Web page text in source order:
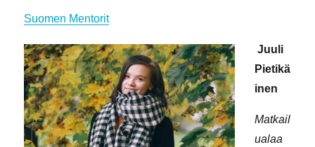
Suomen Mentorit
Juuli
Pietikä
inen
Matkail
ualaa